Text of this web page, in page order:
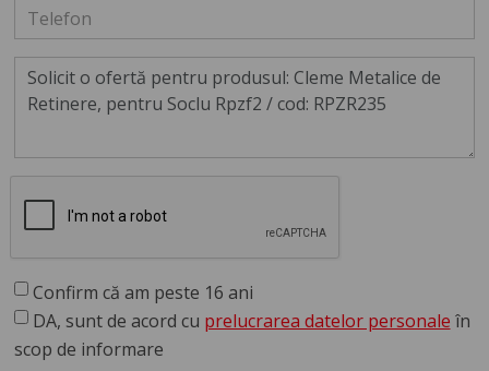
Confirm că am peste 16 ani
DA, sunt de acord cu prelucrarea datelor personale în
scop de informare